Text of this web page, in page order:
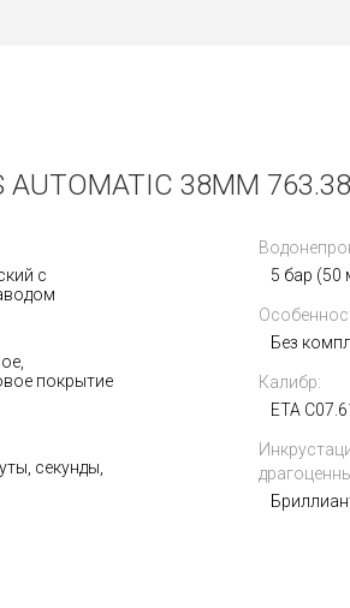
38MM
с
покрытие
секунды,
5 бар (50
Без
Калибр:
ETA